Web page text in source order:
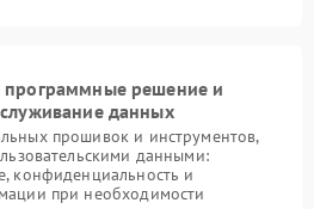
решение и
данных
прошивок и инструментов,
данными:
конфиденциальность и
при необходимости